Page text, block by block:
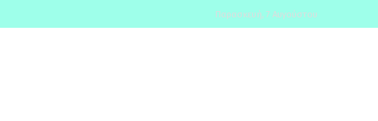
Παρασκευή, 7 Αυγούστου